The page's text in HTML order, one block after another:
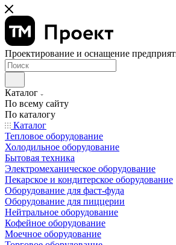
Проектирование и оснащение
Каталог
По всему сайту
По каталогу
Каталог
Тепловое оборудование
Холодильное оборудование
Бытовая техника
Электромеханическое оборудование
Пекарское и кондитерское оборудование
Оборудование для фаст-фуда
Оборудование для пиццерии
Нейтральное оборудование
Кофейное оборудование
Моечное оборудование